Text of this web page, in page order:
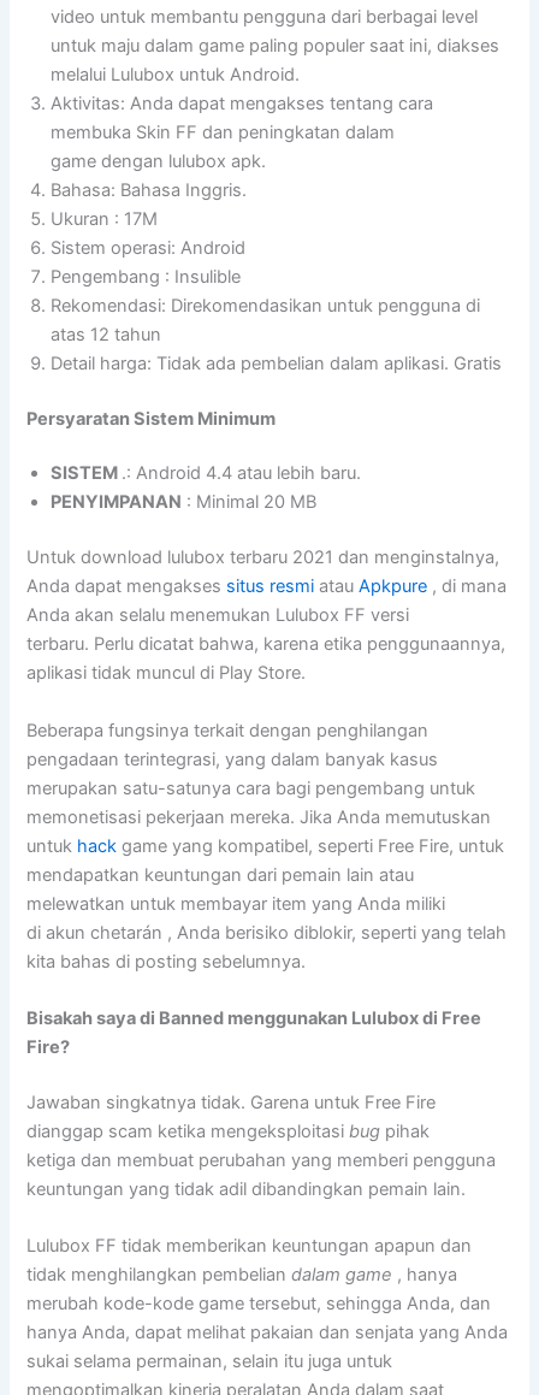
video untuk membantu pengguna dari berbagai level
untuk maju dalam game paling populer saat ini, diakses
melalui Lulubox untuk Android.
Aktivitas: Anda dapat mengakses tentang cara
membuka Skin FF dan peningkatan dalam
game dengan lulubox apk.
Bahasa: Bahasa Inggris.
Ukuran : 17M
Sistem operasi: Android
Pengembang : Insulible
Rekomendasi: Direkomendasikan untuk pengguna di
atas 12 tahun
Detail harga: Tidak ada pembelian dalam aplikasi. Gratis
Persyaratan Sistem Minimum
SISTEM .: Android 4.4 atau lebih baru.
PENYIMPANAN : Minimal 20 MB
Untuk download lulubox terbaru 2021 dan menginstalnya,
Anda dapat mengakses situs resmi atauApkpure , di mana
Anda akan selalu menemukan Lulubox FF versi
terbaru. Perlu dicatat bahwa, karena etika penggunaannya,
aplikasi tidak muncul di Play Store.
Beberapa fungsinya terkait dengan penghilangan
pengadaan terintegrasi, yang dalam banyak kasus
merupakan satu-satunya cara bagi pengembang untuk
memonetisasi pekerjaan mereka. Jika Anda memutuskan
untuk hackgame yang kompatibel, seperti Free Fire, untuk
mendapatkan keuntungan dari pemain lain atau
melewatkan untuk membayar item yang Anda miliki
di akun chetarán , Anda berisiko diblokir, seperti yang telah
kita bahas di posting sebelumnya.
Bisakah saya di Banned menggunakan Lulubox di Free
Fire?
Jawaban singkatnya tidak. Garena untuk Free Fire
dianggap scam ketika mengeksploitasibug pihak
ketiga dan membuat perubahan yang memberi pengguna
keuntungan yang tidak adil dibandingkan pemain lain.
Lulubox FF tidak memberikan keuntungan apapun dan
tidak menghilangkan pembeliandalam game , hanya
merubah kode-kode game tersebut, sehingga Anda, dan
hanya Anda, dapat melihat pakaian dan senjata yang Anda
sukai selama permainan, selain itu juga untuk
mengoptimalkan kinerja peralatan Anda dalam saat